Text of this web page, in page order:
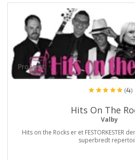
ProArtist
(4)
Hits On The
Valby
Hits on the Rocks er et FESTORKESTER
superbredt